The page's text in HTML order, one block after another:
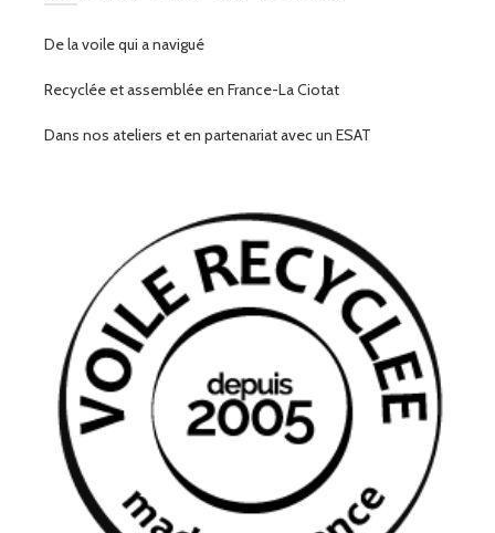
De la voile qui a navigué
Recyclée et assemblée en France-La Ciotat
Dans nos ateliers et en partenariat avec un ESAT